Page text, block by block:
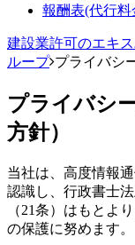
報酬表(代行料
建設業許可のエキ
ループ プライバシ
プライバシ
方針）
当社は、高度情報
認識し、行政書士
（21条）はもとよ
の保護に努めます。